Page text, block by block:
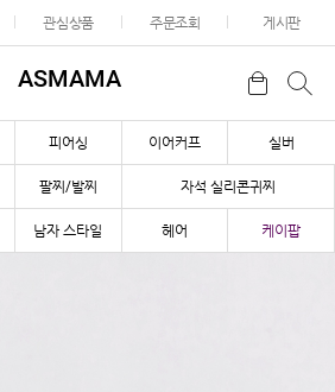
관심상품 주문조회 게시판
ASMAMA
피어싱 이어커프 실버
팔찌/발찌 자석 실리콘귀찌
남자 스타일 헤어 케이팝